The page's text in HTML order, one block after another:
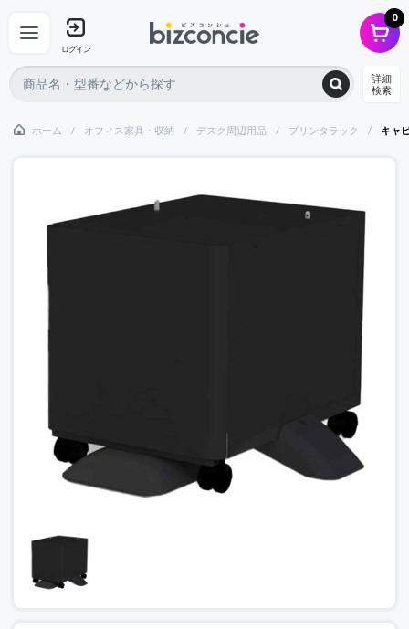
ログイン
0
詳細
検索
ホーム オフィス家具・収納 デスク周辺用品 プリンタラック キャ